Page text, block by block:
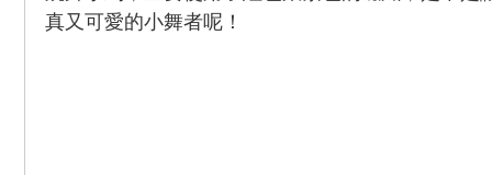
真又可愛的小舞者呢！